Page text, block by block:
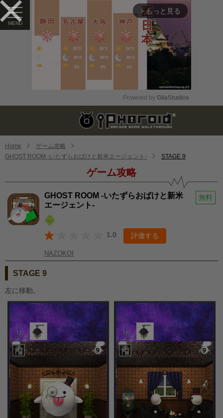
arrow_forward_ios もっと見る
Mute
Powered by GliaStudios
Home
ゲーム攻略
GHOST ROOM -いたずらおばけと新米エージェント-
STAGE 9
ゲーム攻略
GHOST ROOM -いたずらおばけと新米
エージェント-
無料
1.0 評価する
NAZOKOI
STAGE 9
左に移動。